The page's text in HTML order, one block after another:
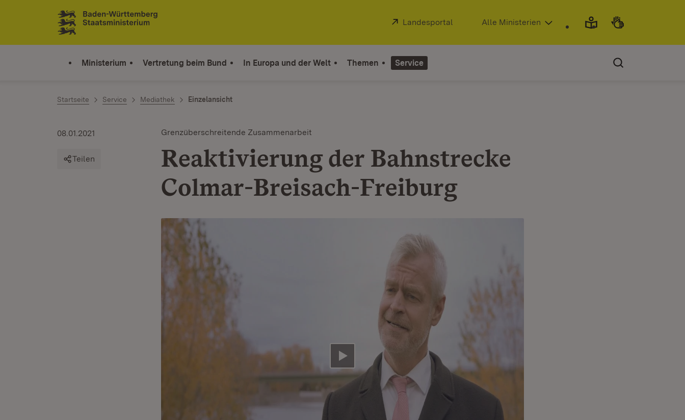
Zum Inhalt springen
Link zur Startseite
Extern:
Landesportal (Öffnet in neuem Fenster)
Alle Ministerien
Ministerium Vertretung beim Bund In Europa und der Welt Themen Service
Startseite Service Mediathek Einzelansicht
Grenzüberschreitende Zusammenarbeit
Reaktivierung der Bahnstrecke
Colmar-Breisach-Freiburg
08.01.2021
Teilen
Video abspielen